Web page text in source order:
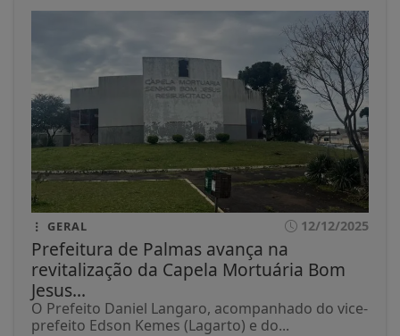
GERAL 12/12/2025
Prefeitura de Palmas avança na
revitalização da Capela Mortuária Bom
Jesus...
O Prefeito Daniel Langaro, acompanhado do vice-
prefeito Edson Kemes (Lagarto) e do...